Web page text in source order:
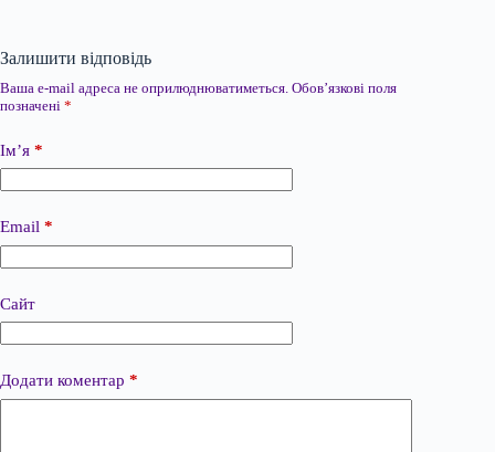
Залишити відповідь
Ваша e-mail адреса не оприлюднюватиметься. Обов’язкові поля
позначені *
Ім’я *
Email *
Сайт
Додати коментар *